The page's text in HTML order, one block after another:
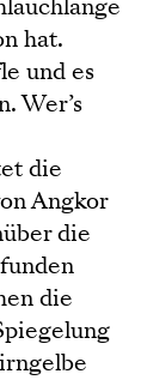
hat.
und es
Wer’s
die
Angkor
die
die